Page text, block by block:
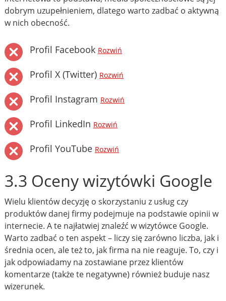
dobrym uzupełnieniem, dlatego warto zadbać o aktywną
w nich obecność.
Profil Facebook Rozwiń
Profil X (Twitter) Rozwiń
Profil Instagram Rozwiń
Profil LinkedIn Rozwiń
Profil YouTube Rozwiń
3.3 Oceny wizytówki Google
Wielu klientów decyzję o skorzystaniu z usług czy
produktów danej firmy podejmuje na podstawie opinii w
internecie. A te najłatwiej znaleźć w wizytówce Google.
Warto zadbać o ten aspekt – liczy się zarówno liczba, jak i
średnia ocen, ale też to, jak firma na nie reaguje. To, czy i
jak odpowiadamy na zostawiane przez klientów
komentarze (także te negatywne) również buduje nasz
wizerunek.